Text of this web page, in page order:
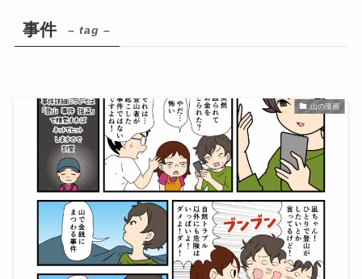
事件 – tag –
山の漫画